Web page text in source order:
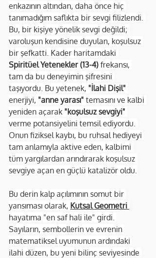
enkazının altından, daha önce hiç
tanımadığım saflıkta bir sevgi filizlendi.
Bu, bir kişiye yönelik sevgi değildi;
varoluşun kendisine duyulan, koşulsuz
bir şefkatti. Kader haritamdaki
Spiritüel Yetenekler (13-4) frekansı,
tam da bu deneyimin şifresini
taşıyordu. Bu yetenek, "İlahi Dişil"
enerjiyi, "anne yarası" temasını ve kalbi
yeniden açarak "koşulsuz sevgiyi"
verme potansiyelini temsil ediyordu.
Onun fiziksel kaybı, bu ruhsal hediyeyi
tam anlamıyla aktive eden, kalbimi
tüm yargılardan arındırarak koşulsuz
sevgiye açan en güçlü katalizör oldu.
Bu derin kalp açılımının somut bir
yansıması olarak, Kutsal Geometri
hayatıma "en saf hali ile" girdi.
Sayıların, sembollerin ve evrenin
matematiksel uyumunun ardındaki
ilahi düzen, bu yeni bilinç seviyesinde